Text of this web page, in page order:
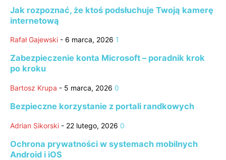
Jak rozpoznać, że ktoś podsłuchuje Twoją kamerę
internetową
Rafał Gajewski - 6 marca, 2026 1
Zabezpieczenie konta Microsoft – poradnik krok
po kroku
Bartosz Krupa - 5 marca, 2026 0
Bezpieczne korzystanie z portali randkowych
Adrian Sikorski - 22 lutego, 2026 0
Ochrona prywatności w systemach mobilnych
Android i iOS